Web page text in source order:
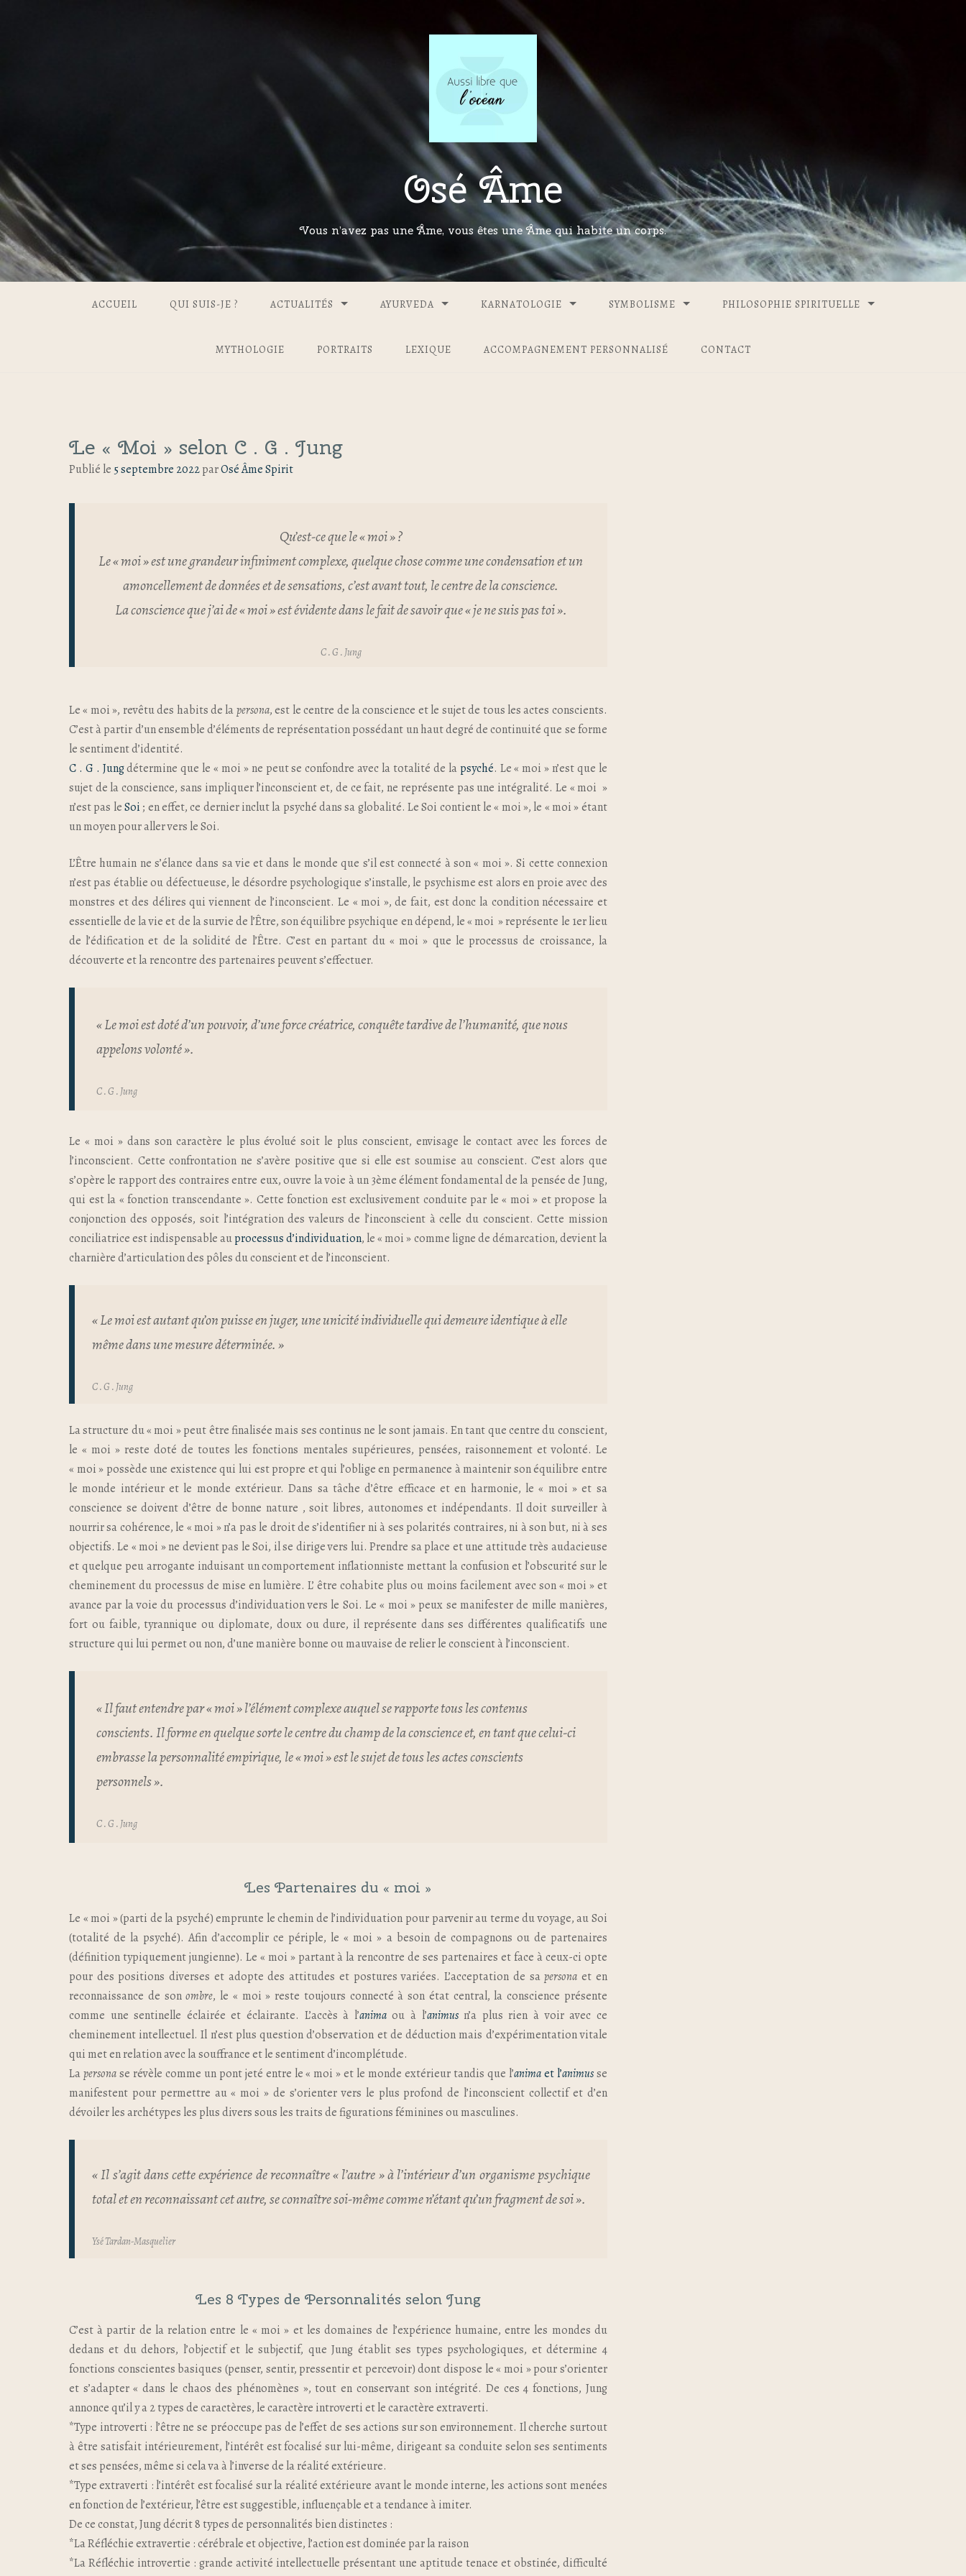
Osé Âme
Vous n’avez pas une Âme, vous êtes une Âme qui habite un corps.
ACCUEIL QUI SUIS-JE ? ACTUALITÉS AYURVEDA KARNATOLOGIE SYMBOLISME PHILOSOPHIE SPIRITUELLE
MYTHOLOGIE PORTRAITS LEXIQUE ACCOMPAGNEMENT PERSONNALISÉ CONTACT
Le « Moi » selon C . G . Jung
Publié le 5 septembre 2022parOsé Âme Spirit
Qu’est-ce que le « moi » ?
Le « moi » est une grandeur infiniment complexe, quelque chose comme une condensation et un
amoncellement de données et de sensations, c’est avant tout, le centre de la conscience.
La conscience que j’ai de « moi » est évidente dans le fait de savoir que « je ne suis pas toi ».
C . G . Jung
Le « moi », revêtu des habits de lapersona, est le centre de la conscience et le sujet de tous les actes conscients.
C’est à partir d’un ensemble d’éléments de représentation possédant un haut degré de continuité que se forme
le sentiment d’identité.
C . G . Jungdétermine que le « moi » ne peut se confondre avec la totalité de la psyché. Le « moi » n’est que le
sujet de la conscience, sans impliquer l’inconscient et, de ce fait, ne représente pas une intégralité. Le « moi »
n’est pas leSoi ; en effet, ce dernier inclut la psyché dans sa globalité. Le Soi contient le « moi », le « moi » étant
un moyen pour aller vers le Soi.
L’Être humain ne s’élance dans sa vie et dans le monde que s’il est connecté à son « moi ». Si cette connexion
n’est pas établie ou défectueuse, le désordre psychologique s’installe, le psychisme est alors en proie avec des
monstres et des délires qui viennent de l’inconscient. Le « moi », de fait, est donc la condition nécessaire et
essentielle de la vie et de la survie de l’Être, son équilibre psychique en dépend, le « moi » représente le 1er lieu
de l’édification et de la solidité de l’Être. C’est en partant du « moi » que le processus de croissance, la
découverte et la rencontre des partenaires peuvent s’effectuer.
« Le moi est doté d’un pouvoir, d’une force créatrice, conquête tardive de l’humanité, que nous
appelons volonté ».
C . G . Jung
Le « moi » dans son caractère le plus évolué soit le plus conscient, envisage le contact avec les forces de
l’inconscient. Cette confrontation ne s’avère positive que si elle est soumise au conscient. C’est alors que
s’opère le rapport des contraires entre eux, ouvre la voie à un 3ème élément fondamental de la pensée de Jung,
qui est la « fonction transcendante ». Cette fonction est exclusivement conduite par le « moi » et propose la
conjonction des opposés, soit l’intégration des valeurs de l’inconscient à celle du conscient. Cette mission
conciliatrice est indispensable auprocessus d’individuation, le « moi » comme ligne de démarcation, devient la
charnière d’articulation des pôles du conscient et de l’inconscient.
« Le moi est autant qu’on puisse en juger, une unicité individuelle qui demeure identique à elle
même dans une mesure déterminée. »
C . G . Jung
La structure du « moi » peut être finalisée mais ses continus ne le sont jamais. En tant que centre du conscient,
le « moi » reste doté de toutes les fonctions mentales supérieures, pensées, raisonnement et volonté. Le
« moi » possède une existence qui lui est propre et qui l’oblige en permanence à maintenir son équilibre entre
le monde intérieur et le monde extérieur. Dans sa tâche d’être efficace et en harmonie, le « moi » et sa
conscience se doivent d’être de bonne nature , soit libres, autonomes et indépendants. Il doit surveiller à
nourrir sa cohérence, le « moi » n’a pas le droit de s’identifier ni à ses polarités contraires, ni à son but, ni à ses
objectifs. Le « moi » ne devient pas le Soi, il se dirige vers lui. Prendre sa place et une attitude très audacieuse
et quelque peu arrogante induisant un comportement inflationniste mettant la confusion et l’obscurité sur le
cheminement du processus de mise en lumière. L’ être cohabite plus ou moins facilement avec son « moi » et
avance par la voie du processus d’individuation vers le Soi. Le « moi » peux se manifester de mille manières,
fort ou faible, tyrannique ou diplomate, doux ou dure, il représente dans ses différentes qualificatifs une
structure qui lui permet ou non, d’une manière bonne ou mauvaise de relier le conscient à l’inconscient.
« Il faut entendre par « moi » l’élément complexe auquel se rapporte tous les contenus
conscients. Il forme en quelque sorte le centre du champ de la conscience et, en tant que celui-ci
embrasse la personnalité empirique, le « moi » est le sujet de tous les actes conscients
personnels ».
C . G . Jung
Les Partenaires du « moi »
Le « moi » (parti de la psyché) emprunte le chemin de l’individuation pour parvenir au terme du voyage, au Soi
(totalité de la psyché). Afin d’accomplir ce périple, le « moi » a besoin de compagnons ou de partenaires
(définition typiquement jungienne). Le « moi » partant à la rencontre de ses partenaires et face à ceux-ci opte
pour des positions diverses et adopte des attitudes et postures variées. L’acceptation de sapersona et en
reconnaissance de sonombre, le « moi » reste toujours connecté à son état central, la conscience présente
comme une sentinelle éclairée et éclairante. L’accès à l’animaou à l’animusn’a plus rien à voir avec ce
cheminement intellectuel. Il n’est plus question d’observation et de déduction mais d’expérimentation vitale
qui met en relation avec la souffrance et le sentiment d’incomplétude.
Lapersonase révèle comme un pont jeté entre le « moi » et le monde extérieur tandis que l’animaet l’animusse
manifestent pour permettre au « moi » de s’orienter vers le plus profond de l’inconscient collectif et d’en
dévoiler les archétypes les plus divers sous les traits de figurations féminines ou masculines.
« Il s’agit dans cette expérience de reconnaître « l’autre » à l’intérieur d’un organisme psychique
total et en reconnaissant cet autre, se connaître soi-même comme n’étant qu’un fragment de soi ».
Ysé Tardan-Masquelier
Les 8 Types de Personnalités selon Jung
C’est à partir de la relation entre le « moi » et les domaines de l’expérience humaine, entre les mondes du
dedans et du dehors, l’objectif et le subjectif, que Jung établit ses types psychologiques, et détermine 4
fonctions conscientes basiques (penser, sentir, pressentir et percevoir) dont dispose le « moi » pour s’orienter
et s’adapter « dans le chaos des phénomènes », tout en conservant son intégrité. De ces 4 fonctions, Jung
annonce qu’il y a 2 types de caractères, le caractère introverti et le caractère extraverti.
*Type introverti : l’être ne se préoccupe pas de l’effet de ses actions sur son environnement. Il cherche surtout
à être satisfait intérieurement, l’intérêt est focalisé sur lui-même, dirigeant sa conduite selon ses sentiments
et ses pensées, même si cela va à l’inverse de la réalité extérieure.
*Type extraverti : l’intérêt est focalisé sur la réalité extérieure avant le monde interne, les actions sont menées
en fonction de l’extérieur, l’être est suggestible, influençable et a tendance à imiter.
De ce constat, Jung décrit 8 types de personnalités bien distinctes :
*La Réfléchie extravertie : cérébrale et objective, l’action est dominée par la raison
*La Réfléchie introvertie : grande activité intellectuelle présentant une aptitude tenace et obstinée, difficulté